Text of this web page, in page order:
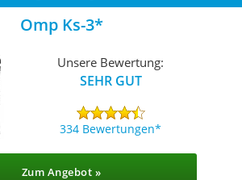
Omp Ks-3
Unsere Bewertung:
SEHR GUT
334 Bewertungen
Zum Angebot »